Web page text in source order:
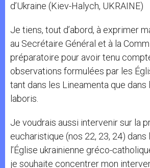
d’Ukraine (Kiev-Halych, UKRAINE)
Je tiens, tout d’abord, à exprimer
au Secrétaire Général et à la
préparatoire pour avoir tenu
observations formulées par les
tant dans les Lineamenta que dans
laboris.
Je voudrais aussi intervenir sur la
eucharistique (nos 22, 23, 24) dans
l’Église ukrainienne gréco-
je souhaite concentrer mon